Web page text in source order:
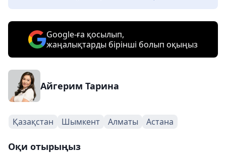
Google-ға қосылып,
жаңалықтарды бірінші болып оқыңыз
Айгерим Тарина
Қазақстан Шымкент Алматы Астана
Оқи отырыңыз